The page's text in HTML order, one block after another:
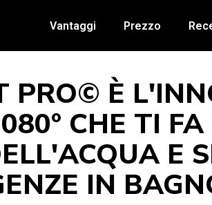
Vantaggi Prezzo
PRO© È
CHE TI
E
IN